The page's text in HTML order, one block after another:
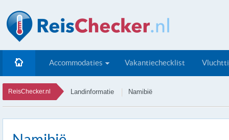
Accommodaties Vakantiechecklist
ReisChecker.nl Landinformatie Namibië